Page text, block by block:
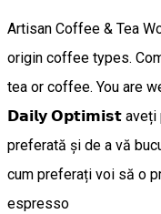
Artisan Coffee & Tea
origin coffee types.
tea or coffee. You are
𝗗𝗮𝗶𝗹𝘆 𝗢𝗽𝘁𝗶𝗺𝗶𝘀𝘁 aveți
preferată și de a vă
cum preferați voi să o
espresso